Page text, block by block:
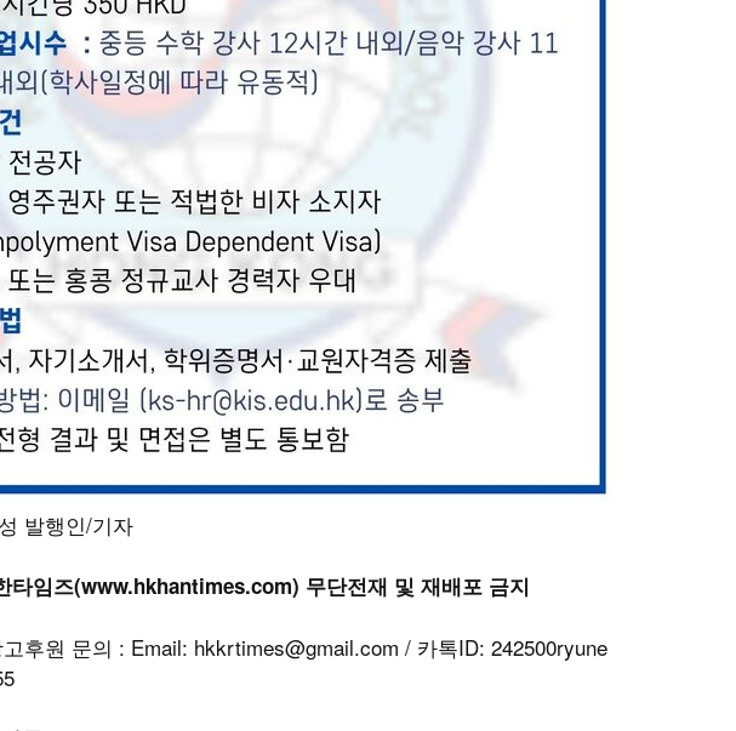
발행인/기자
임즈(www.hkhantimes.com) 무단전재 및 재배포 금지
후원 문의 : Email: hkkrtimes@gmail.com / 카톡ID: 242500ryune